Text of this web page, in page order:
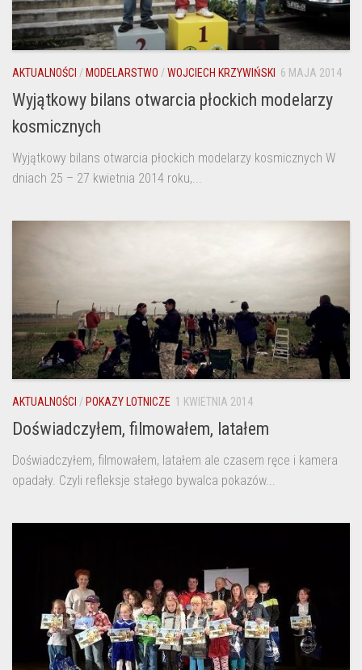
AKTUALNOŚCI / MODELARSTWO /WOJCIECH KRZYWIŃSKI 6 MAJA 2014
Wyjątkowy bilans otwarcia płockich modelarzy
kosmicznych
Wyjątkowy bilans otwarcia płockich modelarzy kosmicznych W
dniach 25 – 27 kwietnia 2014 roku,...
AKTUALNOŚCI / POKAZY LOTNICZE 1 KWIETNIA 2014
Doświadczyłem, filmowałem, latałem
Doświadczyłem, filmowałem, latałem ale czasem ręce i kamera
opadały. Czyli refleksje stałego bywalca pokazów...